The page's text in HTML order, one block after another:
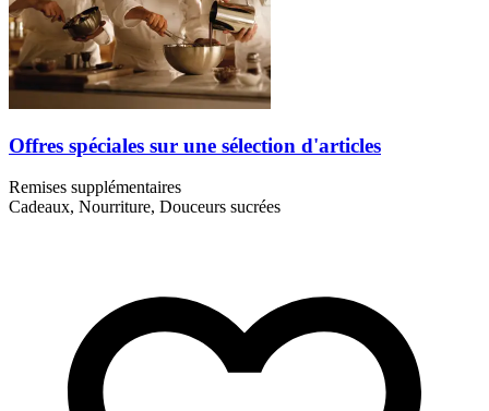
Offres spéciales sur une sélection d'articles
Remises supplémentaires
Cadeaux, Nourriture, Douceurs sucrées